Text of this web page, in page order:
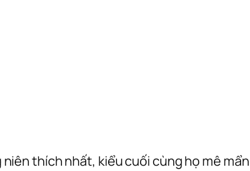
thích nhất, kiểu cuối cùng họ mê mẩn